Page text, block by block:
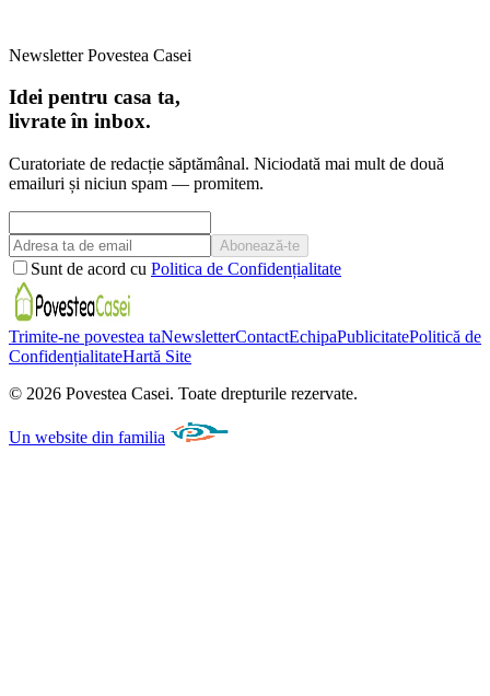
Newsletter Povestea Casei
Idei pentru casa ta,
livrate în inbox.
Curatoriate de redacție săptămânal. Niciodată mai mult de două
emailuri și niciun spam — promitem.
Abonează-te
Sunt de acord cu Politica de Confidențialitate
Trimite-ne povestea taNewsletterContactEchipaPublicitatePolitică de
ConfidențialitateHartă Site
© 2026 Povestea Casei. Toate drepturile rezervate.
Un website din familia